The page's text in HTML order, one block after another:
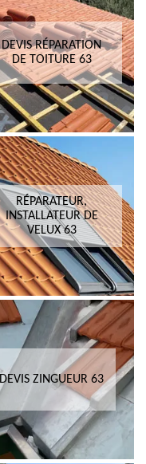
DEVIS RÉPARATION
DE TOITURE 63
RÉPARATEUR,
INSTALLATEUR DE
VELUX 63
DEVIS ZINGUEUR 63